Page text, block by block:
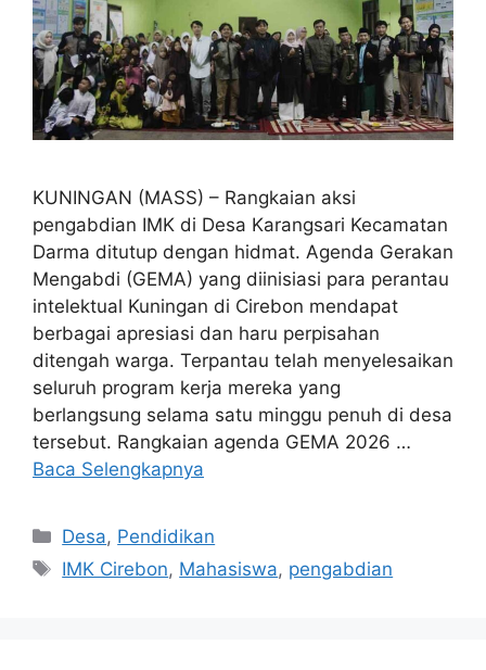
KUNINGAN (MASS) – Rangkaian aksi
pengabdian IMK di Desa Karangsari Kecamatan
Darma ditutup dengan hidmat. Agenda Gerakan
Mengabdi (GEMA) yang diinisiasi para perantau
intelektual Kuningan di Cirebon mendapat
berbagai apresiasi dan haru perpisahan
ditengah warga. Terpantau telah menyelesaikan
seluruh program kerja mereka yang
berlangsung selama satu minggu penuh di desa
tersebut. Rangkaian agenda GEMA 2026 …
Baca Selengkapnya
Kategori
Desa, Pendidikan
Tag
IMK Cirebon, Mahasiswa, pengabdian